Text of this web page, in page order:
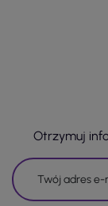
Otrzymuj